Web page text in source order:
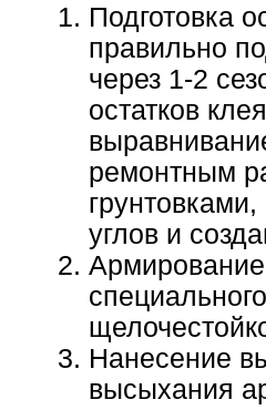
Подготовка
правильно
через 1-2
остатков
ремонтным
углов и
Нанесение
высыхания